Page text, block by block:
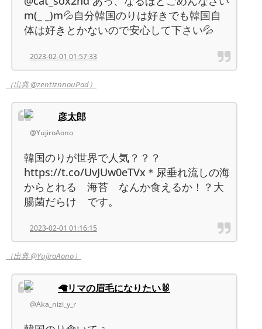
m(_ _)m💦自分韓国のりは好きでも韓国自
体は好きとかないので安心して下さい💦
2023-02-01 01:57:33
（出典 @zentiznnouPad）
彦太郎
@YujiroAono
韓国のりが世界で人気？？？
https://t.co/UvJUw0eTVx＊尿垂れ流しの海
からとれる 海苔 なんか食えるか！？大
腸菌だらけ です。
2023-02-01 01:16:15
（出典 @YujiroAono）
🦙リマの眉毛になりたい🐰
@Aka_nizi_y_r